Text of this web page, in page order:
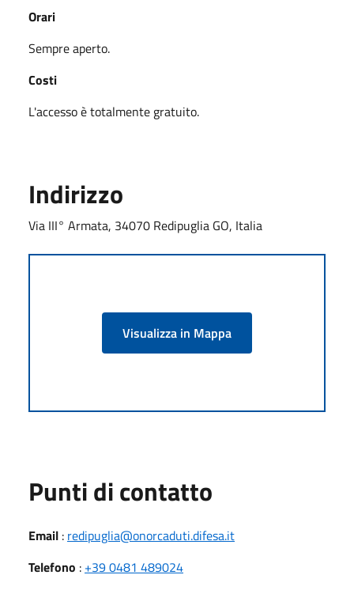
Orari
Sempre aperto.
Costi
L'accesso è totalmente gratuito.
Indirizzo
Via III° Armata, 34070 Redipuglia GO, Italia
Visualizza in Mappa
Punti di contatto
Email : redipuglia@onorcaduti.difesa.it
Telefono : +39 0481 489024